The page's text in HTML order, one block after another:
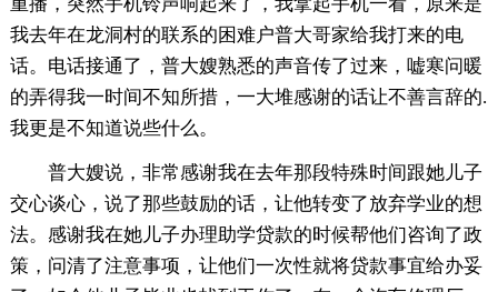
重播，突然手机铃声响起来了，我拿起手机一看，原来是
我去年在龙洞村的联系的困难户普大哥家给我打来的电
话。电话接通了，普大嫂熟悉的声音传了过来，嘘寒问暖
的弄得我一时间不知所措，一大堆感谢的话让不善言辞的.
我更是不知道说些什么。
普大嫂说，非常感谢我在去年那段特殊时间跟她儿子
交心谈心，说了那些鼓励的话，让他转变了放弃学业的想
法。感谢我在她儿子办理助学贷款的时候帮他们咨询了政
策，问清了注意事项，让他们一次性就将贷款事宜给办妥